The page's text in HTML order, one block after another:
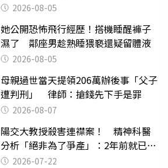
2026-08-05
她公開恐怖飛行經歷！搭機睡醒褲子
濕了 鄰座男趁熟睡猥褻還疑留體液
2026-08-05
母親過世當天提領206萬辦後事「父子
遭判刑」 律師：搶錢先下手是罪
2026-08-07
陽交大教授殺害連襟案！ 精神科醫
分析「絕非為了爭產」：2年前就已言
行詭異
2026-07-22